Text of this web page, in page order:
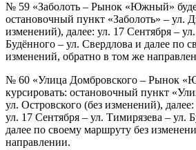
№ 59 «Заболоть – Рынок «Южный»
остановочный пункт «Заболоть» – ул.
изменений), далее: ул. 17 Сентября –
Будённого – ул. Свердлова и далее по
изменений, обратно в том же
№ 60 «Улица Домбровского – Рынок
курсировать: остановочный пункт
ул. Островского (без изменений),
ул. 17 Сентября – ул. Тимирязева – ул.
далее по своему маршруту без
направлении.